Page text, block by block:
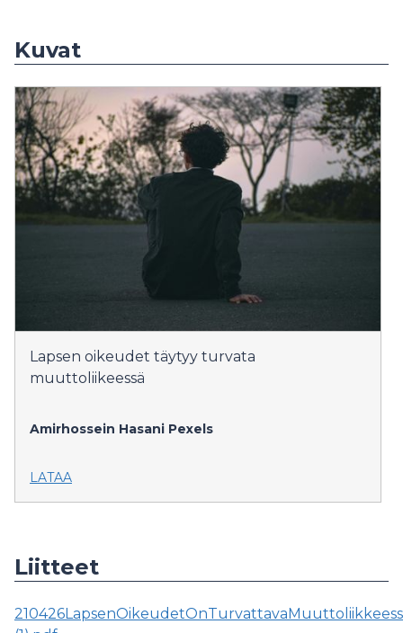
Kuvat
Lapsen oikeudet täytyy turvata
muuttoliikeessä
Amirhossein Hasani Pexels
LATAA
Liitteet